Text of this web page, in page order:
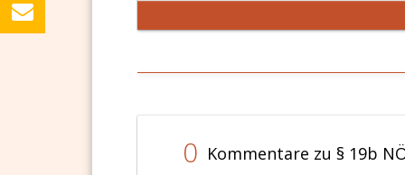
0 Kommentare zu § 19b